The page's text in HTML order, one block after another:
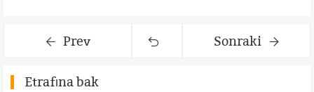
Prev Sonraki
Etrafına bak